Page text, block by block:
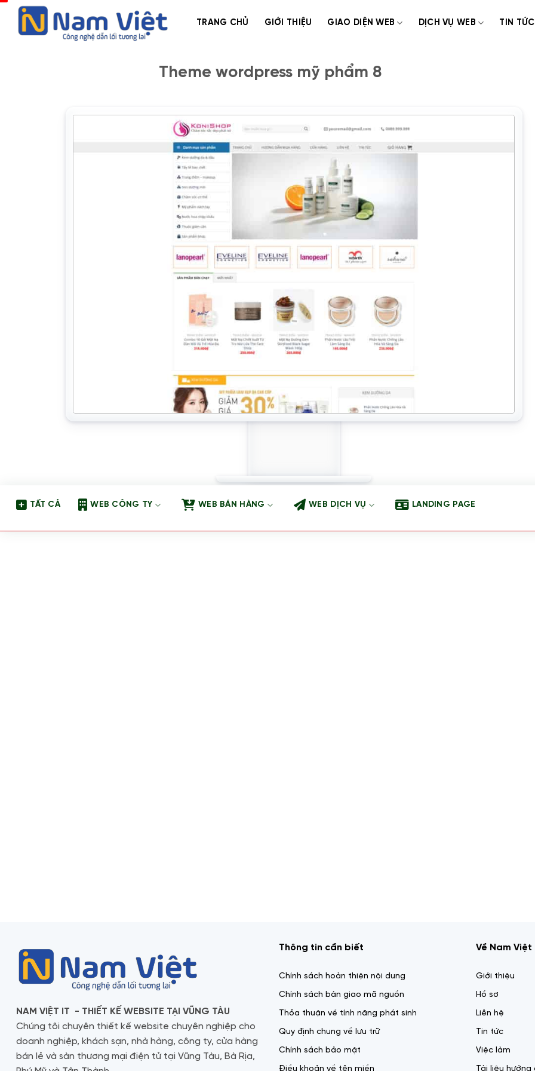
TRANG CHỦ GIỚI THIỆU GIAO DIỆN WEB DỊCH VỤ WEB TIN TỨC
Theme wordpress mỹ phẩm 8
TẤT CẢ WEB CÔNG TY WEB BÁN HÀNG WEB DỊCH VỤ LANDING PAGE
NAM VIỆT IT - THIẾT KẾ WEBSITE TẠI VŨNG TÀU
Chúng tôi chuyên thiết kế website chuyên nghiệp cho
doanh nghiệp, khách sạn, nhà hàng, công ty, cửa hàng
bán lẻ và sàn thương mại điện tử tại Vũng Tàu, Bà Rịa,
Thông tin cần biết
Chính sách hoàn thiện nội dung
Chính sách bàn giao mã nguồn
Thỏa thuận về tính năng phát sinh
Quy định chung về lưu trữ
Chính sách bảo mật
Điều khoản về tên miền
Về Nam Việt
Giới thiệu
Hồ sơ
Liên hệ
Tin tức
Việc làm
Tài liệu hướng